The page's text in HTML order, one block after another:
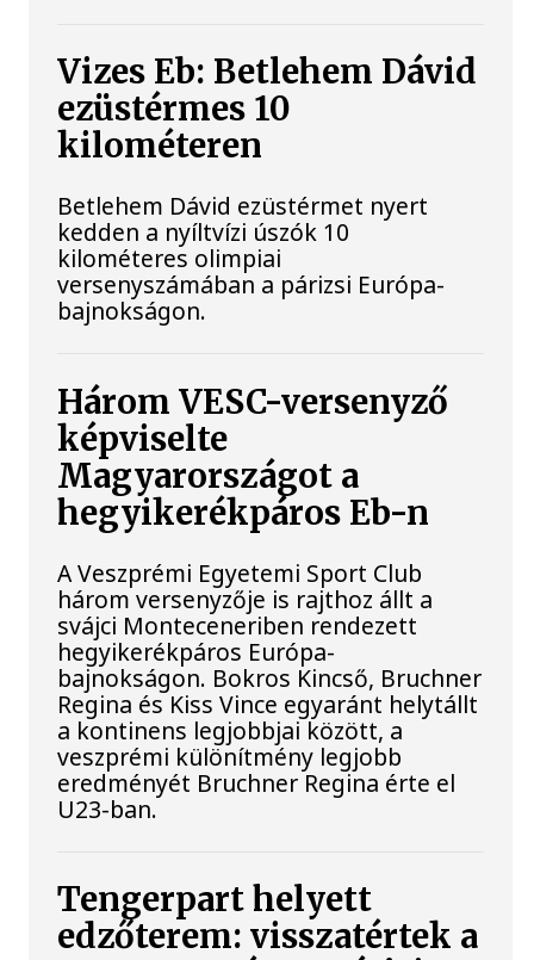
Vizes Eb: Betlehem Dávid
ezüstérmes 10
kilométeren
Betlehem Dávid ezüstérmet nyert
kedden a nyíltvízi úszók 10
kilométeres olimpiai
versenyszámában a párizsi Európa-
bajnokságon.
Három VESC-versenyző
képviselte
Magyarországot a
hegyikerékpáros Eb-n
A Veszprémi Egyetemi Sport Club
három versenyzője is rajthoz állt a
svájci Monteceneriben rendezett
hegyikerékpáros Európa-
bajnokságon. Bokros Kincső, Bruchner
Regina és Kiss Vince egyaránt helytállt
a kontinens legjobbjai között, a
veszprémi különítmény legjobb
eredményét Bruchner Regina érte el
U23-ban.
Tengerpart helyett
edzőterem: visszatértek a